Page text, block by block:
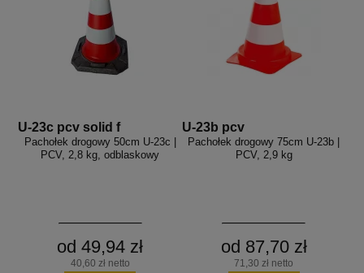
U-23c pcv solid f
Pachołek drogowy 50cm U-23c |
PCV, 2,8 kg, odblaskowy
od 49,94 zł
40,60 zł netto
U-23b pcv
Pachołek drogowy 75cm U-23b |
PCV, 2,9 kg
od 87,70 zł
71,30 zł netto